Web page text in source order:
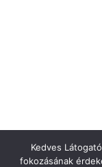
Kedves
fokozásának